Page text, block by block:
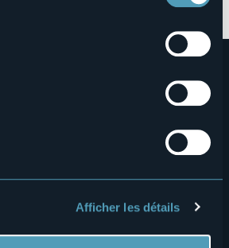
Afficher les détails
Webcams